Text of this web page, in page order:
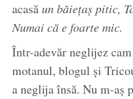
acasă un băiețaș pitic,
Numai că e foarte mic.
Într-adevăr neglijez
motanul, blogul și
a neglija însă. Nu m-aș